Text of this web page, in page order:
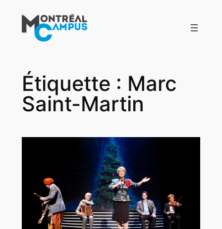
contenu
Étiquette : Marc
Saint-Martin